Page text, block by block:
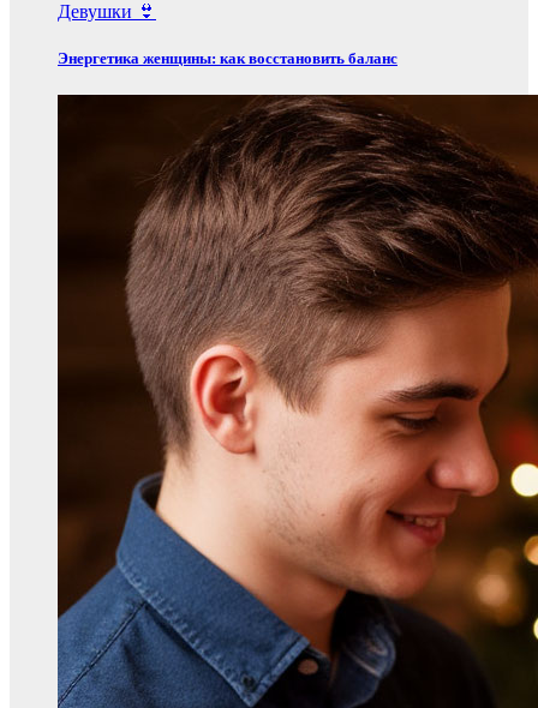
Девушки 👙
Энергетика женщины: как восстановить баланс